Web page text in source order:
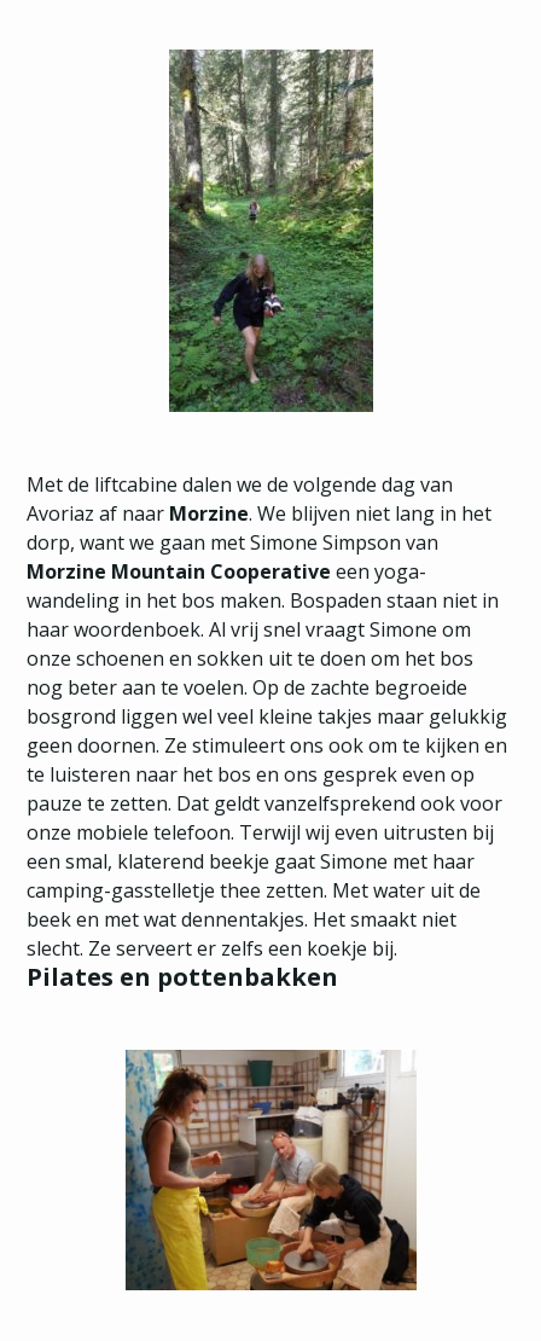
Met de liftcabine dalen we de volgende dag van
Avoriaz af naar Morzine. We blijven niet lang in het
dorp, want we gaan met Simone Simpson van
Morzine Mountain Cooperative een yoga-
wandeling in het bos maken. Bospaden staan niet in
haar woordenboek. Al vrij snel vraagt Simone om
onze schoenen en sokken uit te doen om het bos
nog beter aan te voelen. Op de zachte begroeide
bosgrond liggen wel veel kleine takjes maar gelukkig
geen doornen. Ze stimuleert ons ook om te kijken en
te luisteren naar het bos en ons gesprek even op
pauze te zetten. Dat geldt vanzelfsprekend ook voor
onze mobiele telefoon. Terwijl wij even uitrusten bij
een smal, klaterend beekje gaat Simone met haar
camping-gasstelletje thee zetten. Met water uit de
beek en met wat dennentakjes. Het smaakt niet
slecht. Ze serveert er zelfs een koekje bij.
Pilates en pottenbakken